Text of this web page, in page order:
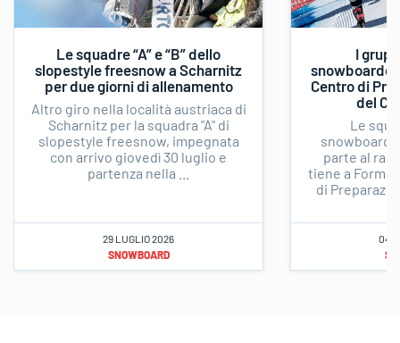
Le squadre “A” e “B” dello
slopestyle freesnow a Scharnitz
per due giorni di allenamento
Altro giro nella località austriaca di
Scharnitz per la squadra "A" di
slopestyle freesnow, impegnata
con arrivo giovedì 30 luglio e
partenza nella ...
29 LUGLIO 2026
SNOWBOARD
I
Centro di
del
Le
parte al
tiene a
di
04